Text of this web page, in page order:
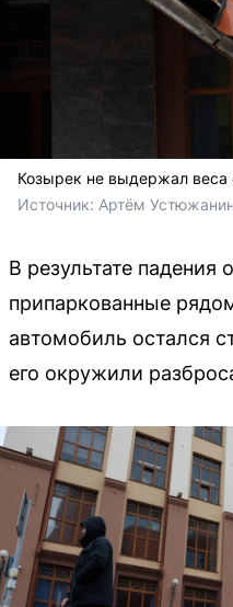
Козырек не выдержал
Источник: Артём Устюжанин
В результате
припаркованные
автомобиль остался
его окружили